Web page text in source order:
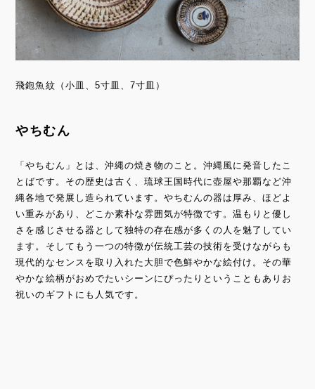
飛鉋魚紋（小皿、5寸皿、7寸皿）
やちむん
「やちむん」とは、沖縄の焼き物のこと。沖縄風に発音したこ
とばです。その歴史は古く、琉球王国時代に壺屋や那覇など沖
縄各地で発展し造られています。やちむんの器は厚み、ほどよ
い重みがあり、どこか素朴な雰囲気が特徴です。温もりと優し
さを感じさせる器として独特の存在感が多くの人を魅了してい
ます。そしてもう一つの特徴が伝統工芸の技術を受けながらも
現代的なセンスを取り入れた大胆で色鮮やかな絵付け。その華
やかな絵柄がおめでたいシーンにぴったりということもありお
祝いのギフトにも人気です。